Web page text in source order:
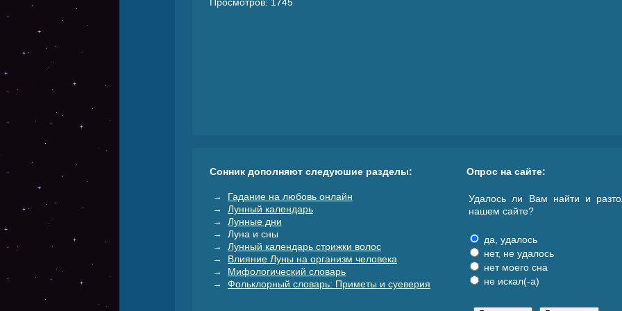
Сонник дополняют следуюшие разделы:
→ Гадание на любовь онлайн
→ Лунный календарь
→ Лунные дни
→ Луна и сны
→ Лунный календарь стрижки волос
→ Влияние Луны на организм человека
→ Мифологический словарь
→ Фольклорный словарь: Приметы и суеверия
Опрос на сайте:
Удалось ли Вам найти и
нашем сайте?
да, удалось
нет, не удалось
нет моего сна
не искал(-а)